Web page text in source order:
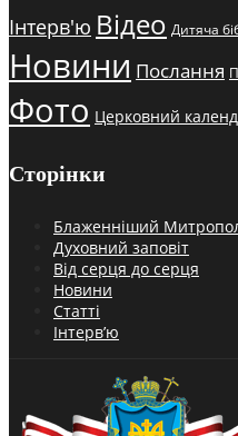
Інтерв'ю Відео Дитяча
Новини Послання
Фото Церковний
Сторінки
Блаженніший
Духовний заповіт
Від серця до серця
Новини
Статті
Інтерв’ю